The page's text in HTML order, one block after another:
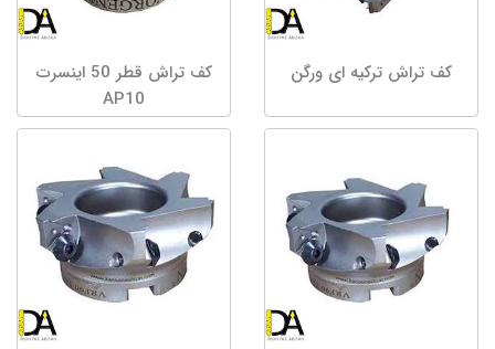
کف تراش ترکیه ای ورگن
کف تراش قطر 50 اینسرت
AP10